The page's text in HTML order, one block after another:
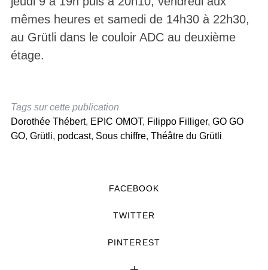
mêmes heures et samedi de 14h30 à 22h30,
au Grütli dans le couloir ADC au deuxième
étage.
Tags sur cette publication
Dorothée Thébert, EPIC OMOT, Filippo Filliger, GO GO
GO, Grütli, podcast, Sous chiffre, Théâtre du Grütli
FACEBOOK
TWITTER
PINTEREST